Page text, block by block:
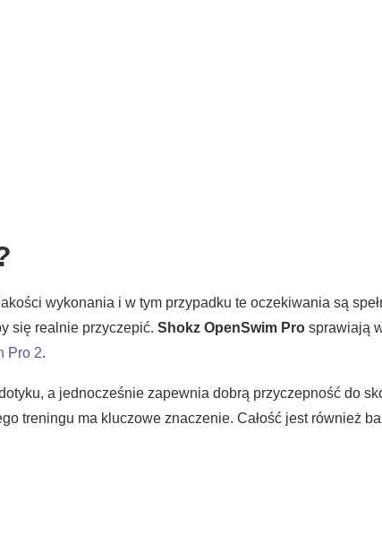
wykonania i w tym przypadku te oczekiwania są
się realnie przyczepić. Shokz OpenSwim Pro sprawiają
Pro 2.
a jednocześnie zapewnia dobrą przyczepność do
treningu ma kluczowe znaczenie. Całość jest również